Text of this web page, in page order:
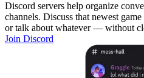
Discord servers help organize
channels. Discuss that newest
or talk about whatever — without
Join Discord